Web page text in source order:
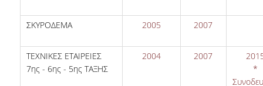
ΣΚΥΡΟΔΕΜΑ 2005 2007
ΤΕΧΝΙΚΕΣ ΕΤΑΙΡΕΙΕΣ
7ης - 6ης - 5ης ΤΑΞΗΣ
2004 2007
*